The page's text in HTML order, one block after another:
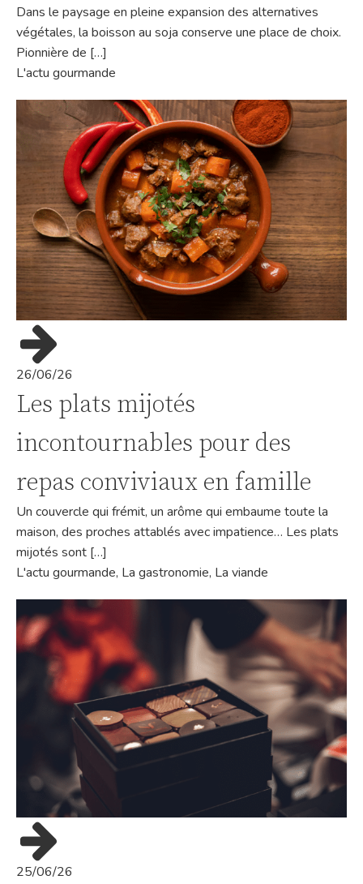
Dans le paysage en pleine expansion des alternatives
végétales, la boisson au soja conserve une place de choix.
Pionnière de […]
L'actu gourmande
26/06/26
Les plats mijotés
incontournables pour des
repas conviviaux en famille
Un couvercle qui frémit, un arôme qui embaume toute la
maison, des proches attablés avec impatience… Les plats
mijotés sont […]
L'actu gourmande, La gastronomie, La viande
25/06/26